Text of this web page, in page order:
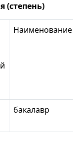
(степень)
Наименование
бакалавр